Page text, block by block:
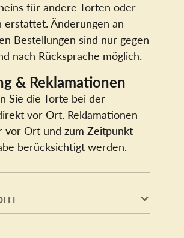
für andere Torten oder
erstattet. Änderungen an
Bestellungen sind nur gegen
nach Rücksprache möglich.
& Reklamationen
Sie die Torte bei der
vor Ort. Reklamationen
vor Ort und zum Zeitpunkt
berücksichtigt werden.